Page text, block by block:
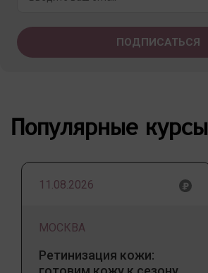
Популярные курсы
11.08.2026
МОСКВА
Ретинизация кожи: